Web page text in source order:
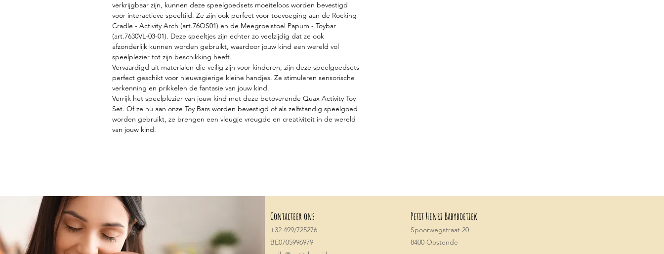
verkrijgbaar zijn, kunnen deze speelgoedsets moeiteloos worden bevestigd
voor interactieve speeltijd. Ze zijn ook perfect voor toevoeging aan de Rocking
Cradle - Activity Arch (art.76QS01) en de Meegroeistoel Papum - Toybar
(art.7630VL-03-01). Deze speeltjes zijn echter zo veelzijdig dat ze ook
afzonderlijk kunnen worden gebruikt, waardoor jouw kind een wereld vol
speelplezier tot zijn beschikking heeft.
Vervaardigd uit materialen die veilig zijn voor kinderen, zijn deze speelgoedsets
perfect geschikt voor nieuwsgierige kleine handjes. Ze stimuleren sensorische
verkenning en prikkelen de fantasie van jouw kind.
Verrijk het speelplezier van jouw kind met deze betoverende Quax Activity Toy
Set. Of ze nu aan onze Toy Bars worden bevestigd of als zelfstandig speelgoed
worden gebruikt, ze brengen een vleugje vreugde en creativiteit in de wereld
van jouw kind.
Contacteer ons
+32 499/725276
BE0705996979
Petit Henri Babyboetiek
Spoorwegstraat 20
8400 Oostende